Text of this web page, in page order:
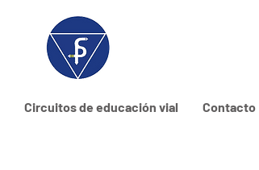
Circuitos de educación vial Contacto